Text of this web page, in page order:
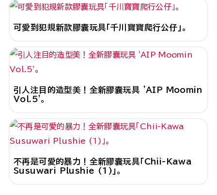
可愛到犯規新款膠囊玩具「千川寶寶爬行公仔」。
引人注目的造型美！全新膠囊玩具 'AIP Moomin
Vol.5'。
不再是可愛的暴力！全新膠囊玩具「Chii-Kawa
Susuwari Plushie (1)」。